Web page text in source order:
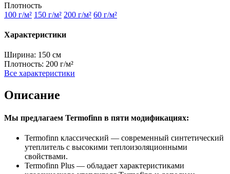
Плотность
100 г/м² 150 г/м² 200 г/м² 60 г/м²
Характеристики
Ширина: 150 см
Плотность: 200 г/м²
Все характеристики
Описание
Мы предлагаем Termofinn в пяти модификациях:
Termofinn классический — современный синтетический
утеплитель с высокими теплоизоляционными
свойствами.
Termofinn Plus — обладает характеристиками